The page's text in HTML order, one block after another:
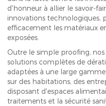
d'honneur à allier le savoir-
innovations technologiques,
efficacement les matériaux
exposées.
Outre le simple proofing,
solutions complètes de
adaptées à une large
sur des habitations, des
disposant d'espaces
traitements et la sécurité